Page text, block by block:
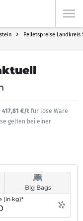
Pelletspreise Landkreis
417,81 €/t für lose Ware
gelten bei einer
Big Bags
(in kg)*